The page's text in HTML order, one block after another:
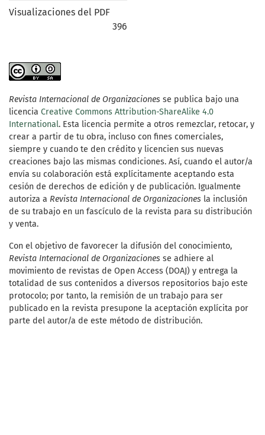
Visualizaciones del PDF
396
Revista Internacional de Organizaciones se publica bajo una
licencia Creative Commons Attribution-ShareAlike 4.0
International. Esta licencia permite a otros remezclar, retocar, y
crear a partir de tu obra, incluso con fines comerciales,
siempre y cuando te den crédito y licencien sus nuevas
creaciones bajo las mismas condiciones. Así, cuando el autor/a
envía su colaboración está explícitamente aceptando esta
cesión de derechos de edición y de publicación. Igualmente
autoriza a Revista Internacional de Organizaciones la inclusión
de su trabajo en un fascículo de la revista para su distribución
y venta.
Con el objetivo de favorecer la difusión del conocimiento,
Revista Internacional de Organizaciones se adhiere al
movimiento de revistas de Open Access (DOAJ) y entrega la
totalidad de sus contenidos a diversos repositorios bajo este
protocolo; por tanto, la remisión de un trabajo para ser
publicado en la revista presupone la aceptación explícita por
parte del autor/a de este método de distribución.